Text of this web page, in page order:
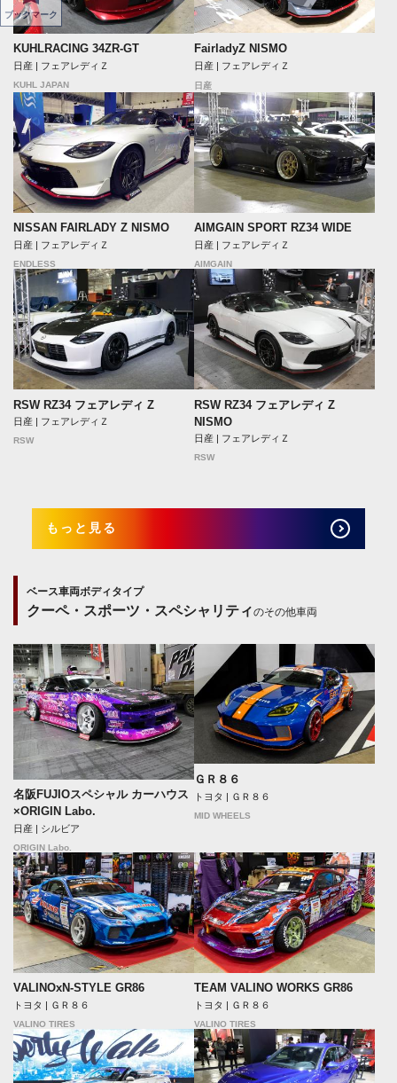
KUHLRACING 34ZR-GT
日産 | フェアレディＺ
KUHL JAPAN
FairladyZ NISMO
日産 | フェアレディＺ
日産
NISSAN FAIRLADY Z NISMO
日産 | フェアレディＺ
ENDLESS
AIMGAIN SPORT RZ34 WIDE
日産 | フェアレディＺ
AIMGAIN
RSW RZ34 フェアレディ Z
日産 | フェアレディＺ
RSW
RSW RZ34 フェアレディ Z
NISMO
日産 | フェアレディＺ
RSW
もっと見る
ベース車両ボディタイプ
クーペ・スポーツ・スペシャリティのその他車両
名阪FUJIOスペシャル カーハウス
×ORIGIN Labo.
日産 | シルビア
ORIGIN Labo.
ＧＲ８６
トヨタ | ＧＲ８６
MID WHEELS
VALINOxN-STYLE GR86
トヨタ | ＧＲ８６
VALINO TIRES
TEAM VALINO WORKS GR86
トヨタ | ＧＲ８６
VALINO TIRES
ブックマーク